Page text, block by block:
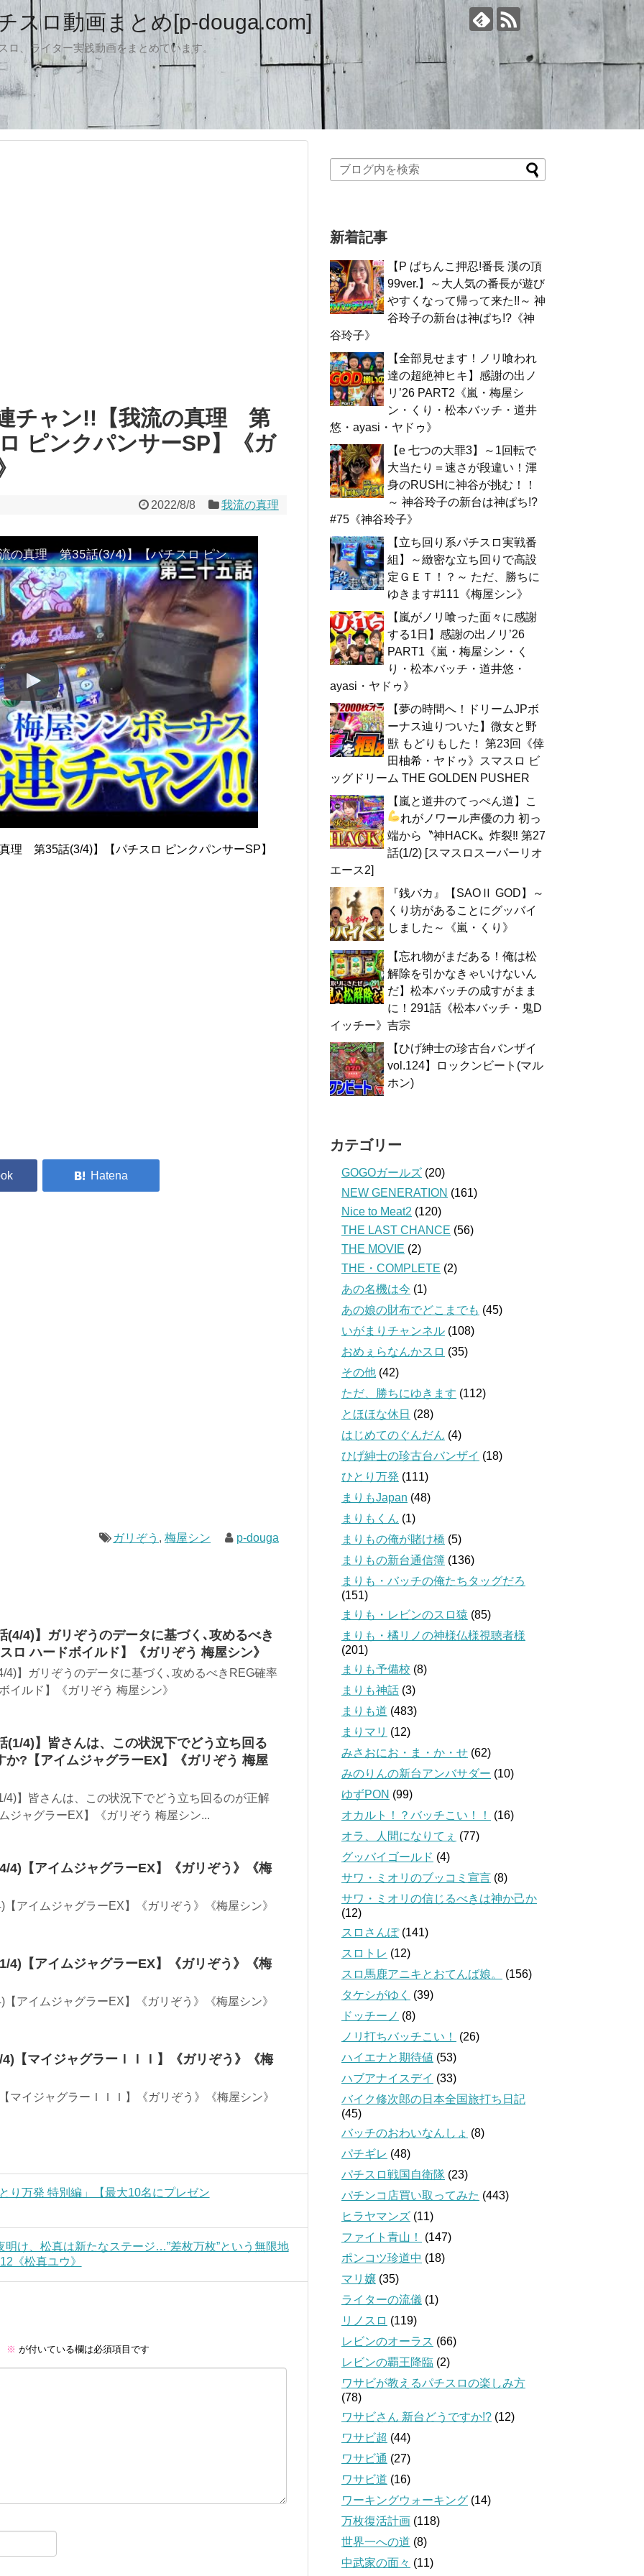
スロ動画まとめ[p-douga.com]
、ライター実践動画をまとめています。
チャン!!【我流の真理 第
ピンクパンサーSP】《ガ
2022/8/8 我流の真理
梅屋シン、怒涛の大連チャン!!【我流の真理 第35話(3/4)】【パチスロ ピンクパンサーSP】《ガリぞう》《梅屋シン》[ジャンバリ.TV][パチスロ][スロット]
理 第35話(3/4)】【パチスロ ピンクパンサーSP】
ガリぞう ,梅屋シン p-douga
4)】ガリぞうのデータに基づく､攻めるべき
ロ ハードボイルド】《ガリぞう 梅屋シン》
】ガリぞうのデータに基づく､攻めるべきREG確率
イルド】《ガリぞう 梅屋シン》
4)】皆さんは、この状況下でどう立ち回る
か?【アイムジャグラーEX】《ガリぞう 梅屋
】皆さんは、この状況下でどう立ち回るのが正解
ジャグラーEX】《ガリぞう 梅屋シン...
【アイムジャグラーEX】《ガリぞう》《梅
アイムジャグラーEX】《ガリぞう》《梅屋シン》
【アイムジャグラーEX】《ガリぞう》《梅
アイムジャグラーEX】《ガリぞう》《梅屋シン》
【マイジャグラーＩＩＩ】《ガリぞう》《梅
イジャグラーＩＩＩ】《ガリぞう》《梅屋シン》
り万発 特別編」【最大10名にプレゼン
け、松真は新たなステージ…”差枚万枚”という無限地
《松真ユウ》
※ が付いている欄は必須項目です
新着記事
【P ぱちんこ押忍!番長 漢の頂
99ver.】～大人気の番長が遊び
やすくなって帰って来た!!～ 神
谷玲子の新台は神ぱち!?《神
谷玲子》
【全部見せます！ノリ喰われ
達の超絶神ヒキ】感謝の出ノ
リ’26 PART2《嵐・梅屋シ
ン・くり・松本バッチ・道井
悠・ayasi・ヤドゥ》
【e 七つの大罪3】～1回転で
大当たり＝速さが段違い！渾
身のRUSHに神谷が挑む！！
～ 神谷玲子の新台は神ぱち!?
#75《神谷玲子》
【立ち回り系パチスロ実戦番
組】～緻密な立ち回りで高設
定ＧＥＴ！？～ ただ、勝ちに
ゆきます#111《梅屋シン》
【嵐がノリ喰った面々に感謝
する1日】感謝の出ノリ’26
PART1《嵐・梅屋シン・く
り・松本バッチ・道井悠・
ayasi・ヤドゥ》
【夢の時間へ！ドリームJPボ
ーナス辿りついた】微女と野
獣 もどりもした！ 第23回《倖
田柚希・ヤドゥ》スマスロ ビ
ッグドリーム THE GOLDEN PUSHER
【嵐と道井のてっぺん道】こ
れがノワール声優の力 初っ
端から〝神HACK〟炸裂‼ 第27
話(1/2) [スマスロスーパーリオ
エース2]
『銭バカ』【SAOⅡ GOD】～
くり坊があることにグッバイ
しました～《嵐・くり》
【忘れ物がまだある！俺は松
解除を引かなきゃいけないん
だ】松本バッチの成すがまま
に！291話《松本バッチ・鬼D
イッチー》吉宗
【ひげ紳士の珍古台バンザイ
vol.124】ロックンビート(マル
ホン)
カテゴリー
GOGOガールズ (20)
NEW GENERATION (161)
Nice to Meat2 (120)
THE LAST CHANCE (56)
THE MOVIE (2)
THE・COMPLETE (2)
あの名機は今 (1)
あの娘の財布でどこまでも (45)
いがまりチャンネル (108)
おめぇらなんかスロ (35)
その他 (42)
ただ、勝ちにゆきます (112)
とほほな休日 (28)
はじめてのぐんだん (4)
ひげ紳士の珍古台バンザイ (18)
ひとり万発 (111)
まりもJapan (48)
まりもくん (1)
まりもの俺が賭け橋 (5)
まりもの新台通信簿 (136)
まりも・バッチの俺たちタッグだろ
(151)
まりも・レビンのスロ猿 (85)
まりも・橘リノの神様仏様視聴者様
(201)
まりも予備校 (8)
まりも神話 (3)
まりも道 (483)
まりマリ (12)
みさおにお・ま・か・せ (62)
みのりんの新台アンバサダー (10)
ゆずPON (99)
オカルト！？バッチこい！！
(16)
オラ、人間になりてぇ (77)
グッバイゴールド (4)
サワ・ミオリのブッコミ宣言 (8)
サワ・ミオリの信じるべきは神か己か
(12)
スロさんぽ(141)
スロトレ (12)
スロ馬鹿アニキとおてんば娘。
(156)
タケシがゆく
(39)
ドッチーノ (8)
ノリ打ちバッチこい！
(26)
ハイエナと期待値 (53)
ハブアナイスデイ (33)
バイク修次郎の日本全国旅打ち日記
(45)
バッチのおわいなんしょ (8)
パチギレ (48)
パチスロ戦国自衛隊 (23)
パチンコ店買い取ってみた (443)
ヒラヤマンズ (11)
ファイト青山！
(147)
ポンコツ珍道中 (18)
マリ嬢 (35)
ライターの流儀 (1)
リノスロ (119)
レビンのオーラス (66)
レビンの覇王降臨 (2)
ワサビが教えるパチスロの楽しみ方
(78)
ワサビさん 新台どうですか!? (12)
ワサビ超 (44)
ワサビ通 (27)
ワサビ道 (16)
ワーキングウォーキング (14)
万枚復活計画 (118)
世界一への道 (8)
中武家の面々 (11)